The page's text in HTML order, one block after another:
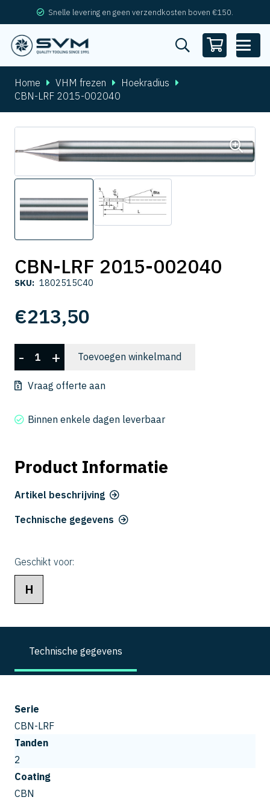
Snelle levering en geen verzendkosten boven €150.
Home VHM frezen
Hoekradius
CBN-LRF 2015-002040
CBN-LRF 2015-002040
SKU: 1802515C40
€213,50
CBN-
LRF
2015-
aantal
- + Toevoegen winkelmand
Vraag offerte aan
Binnen enkele dagen leverbaar
Product Informatie
Artikel beschrijving
Technische gegevens
Geschikt voor:
H
Technische gegevens
Serie
CBN-LRF
Tanden
2
Coating
CBN